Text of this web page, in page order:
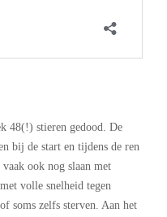
48(!) stieren gedood. De
bij de start en tijdens de ren
ook nog slaan met
volle snelheid tegen
soms zelfs sterven. Aan het